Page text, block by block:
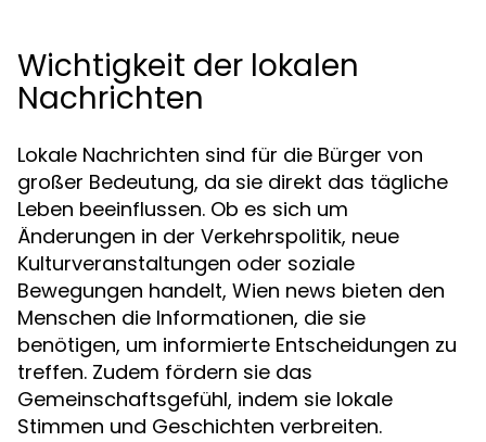
Wichtigkeit der lokalen
Nachrichten
Lokale Nachrichten sind für die Bürger von
großer Bedeutung, da sie direkt das tägliche
Leben beeinflussen. Ob es sich um
Änderungen in der Verkehrspolitik, neue
Kulturveranstaltungen oder soziale
Bewegungen handelt, Wien news bieten den
Menschen die Informationen, die sie
benötigen, um informierte Entscheidungen zu
treffen. Zudem fördern sie das
Gemeinschaftsgefühl, indem sie lokale
Stimmen und Geschichten verbreiten.